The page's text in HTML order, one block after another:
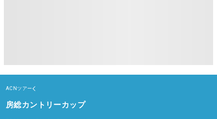
ACNツアー
房総カントリーカップ